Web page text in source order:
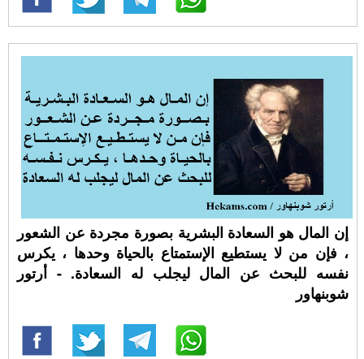
إن المال هو السعادة البشرية بصورة مجردة عن الشعور
، فإن من لا يستطيع الإستمتاع بالحياة وحدها ، يكرس
نفسه للبحث عن المال ليجلب له السعادة. - أرتور
شوبنهاور